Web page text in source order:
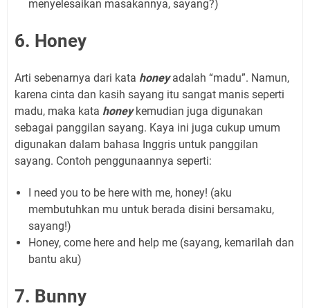
menyelesaikan masakannya, sayang?)
6. Honey
Arti sebenarnya dari kata honeyadalah “madu”. Namun,
karena cinta dan kasih sayang itu sangat manis seperti
madu, maka kata honeykemudian juga digunakan
sebagai panggilan sayang. Kaya ini juga cukup umum
digunakan dalam bahasa Inggris untuk panggilan
sayang. Contoh penggunaannya seperti:
I need you to be here with me, honey! (aku
membutuhkan mu untuk berada disini bersamaku,
sayang!)
Honey, come here and help me (sayang, kemarilah dan
bantu aku)
7. Bunny